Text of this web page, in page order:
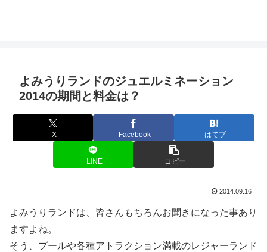
よみうりランドのジュエルミネーション
2014の期間と料金は？
X Facebook はてブ
LINE コピー
2014.09.16
よみうりランドは、皆さんもちろんお聞きになった事あり
ますよね。
そう、プールや各種アトラクション満載のレジャーランド